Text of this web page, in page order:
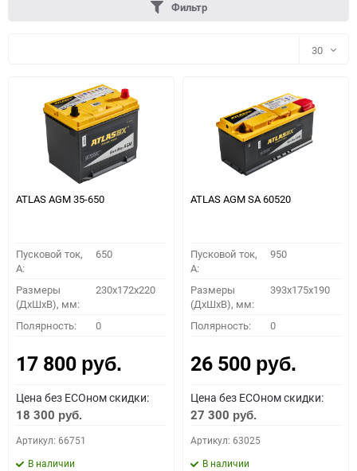
ПОДОБРАТЬ
Как определить полярность?
0 - обратная 1 - прямая 3 - обратная 4 - прямая
Фильтр
30
30
60
ATLAS AGM 35-650
Пусковой ток,
A:
650
Размеры
(ДхШхВ), мм:
230x172x220
Полярность: 0
17 800 руб.
Цена без ECOном скидки:
18 300 руб.
Артикул: 66751
В наличии
ATLAS AGM SA 60520
Пусковой ток,
A:
950
Размеры
(ДхШхВ), мм:
393x175x190
Полярность: 0
26 500 руб.
Цена без ECOном скидки:
27 300 руб.
Артикул: 63025
В наличии